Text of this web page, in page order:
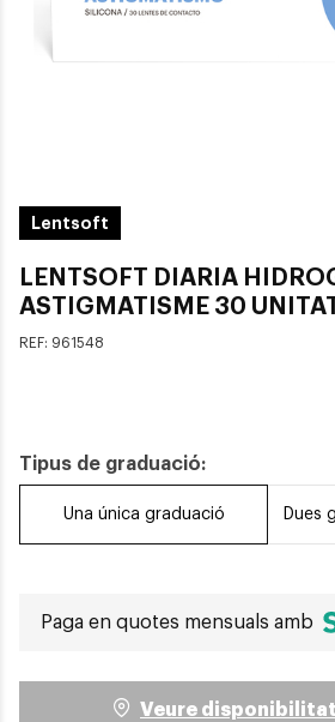
Lentsoft
LENTSOFT DIARIA
ASTIGMATISME 30
REF: 961548
Tipus de graduació:
Una única graduació Dues
Paga en quotes mensuals amb
Veure